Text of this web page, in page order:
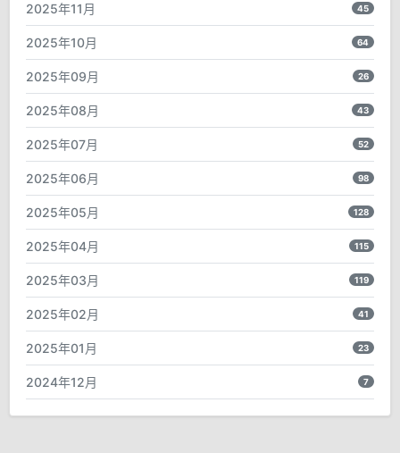
2025年11月 45
2025年10月 64
2025年09月 26
2025年08月 43
2025年07月 52
2025年06月 98
2025年05月 128
2025年04月 115
2025年03月 119
2025年02月 41
2025年01月 23
2024年12月 7